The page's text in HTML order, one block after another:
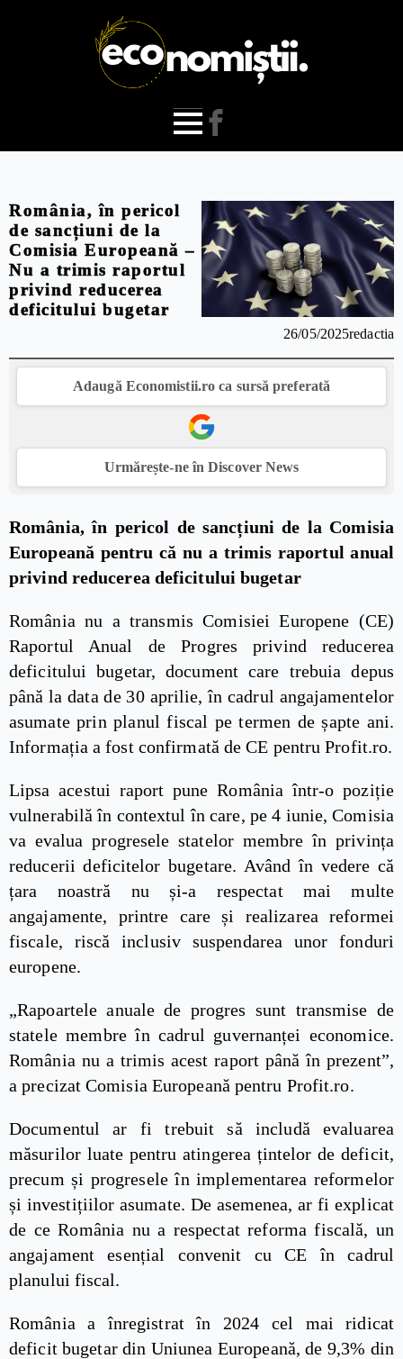
România, în pericol
de sancțiuni de la
Comisia Europeană –
Nu a trimis raportul
privind reducerea
deficitului bugetar
26/05/2025redactia
Adaugă Economistii.ro ca sursă preferată
Urmărește-ne în Discover News
România, în pericol de sancțiuni de la Comisia
Europeană pentru că nu a trimis raportul anual
privind reducerea deficitului bugetar
România nu a transmis Comisiei Europene (CE)
Raportul Anual de Progres privind reducerea
deficitului bugetar, document care trebuia depus
până la data de 30 aprilie, în cadrul angajamentelor
asumate prin planul fiscal pe termen de șapte ani.
Informația a fost confirmată de CE pentru Profit.ro.
Lipsa acestui raport pune România într-o poziție
vulnerabilă în contextul în care, pe 4 iunie, Comisia
va evalua progresele statelor membre în privința
reducerii deficitelor bugetare. Având în vedere că
țara noastră nu și-a respectat mai multe
angajamente, printre care și realizarea reformei
fiscale, riscă inclusiv suspendarea unor fonduri
europene.
„Rapoartele anuale de progres sunt transmise de
statele membre în cadrul guvernanței economice.
România nu a trimis acest raport până în prezent”,
a precizat Comisia Europeană pentru Profit.ro.
Documentul ar fi trebuit să includă evaluarea
măsurilor luate pentru atingerea țintelor de deficit,
precum și progresele în implementarea reformelor
și investițiilor asumate. De asemenea, ar fi explicat
de ce România nu a respectat reforma fiscală, un
angajament esențial convenit cu CE în cadrul
planului fiscal.
România a înregistrat în 2024 cel mai ridicat
deficit bugetar din Uniunea Europeană, de 9,3% din